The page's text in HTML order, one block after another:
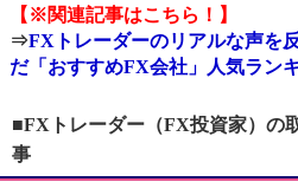
【※関連記事はこちら！】
⇒FXトレーダーのリアルな声を
だ「おすすめFX会社」人気ラン
■FXトレーダー（FX投資家）の
事